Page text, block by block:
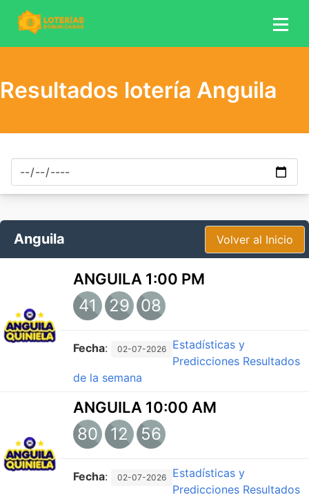
Resultados lotería Anguila
Anguila Volver al Inicio
ANGUILA 1:00 PM
41 29 08
Fecha: 02-07-2026
Estadísticas y
Predicciones Resultados
de la semana
ANGUILA 10:00 AM
80 12 56
Fecha: 02-07-2026
Estadísticas y
Predicciones Resultados